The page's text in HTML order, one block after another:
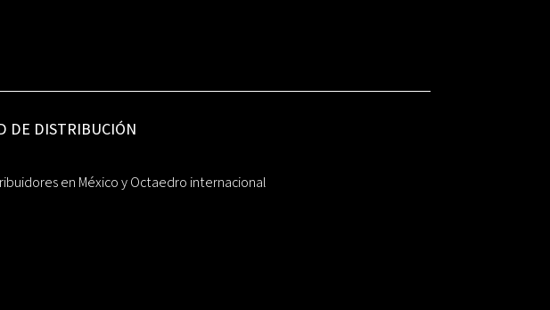
DE DISTRIBUCIÓN
en México y Octaedro internacional